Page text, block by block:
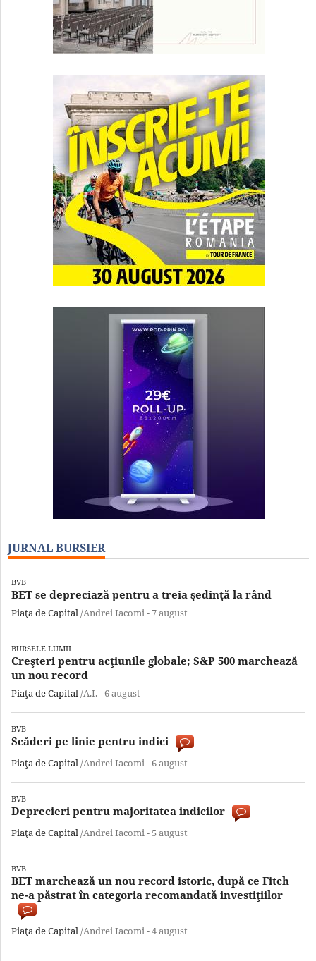
JURNAL BURSIER
BVB
BET se depreciază pentru a treia şedinţă la rând
Piaţa de Capital/Andrei Iacomi -7 august
BURSELE LUMII
Creşteri pentru acţiunile globale; S&P 500 marchează
un nou record
Piaţa de Capital/A.I. -6 august
BVB
Scăderi pe linie pentru indici
Piaţa de Capital/Andrei Iacomi -6 august
BVB
Deprecieri pentru majoritatea indicilor
Piaţa de Capital/Andrei Iacomi - 5 august
BVB
BET marchează un nou record istoric, după ce Fitch
ne-a păstrat în categoria recomandată investiţiilor
Piaţa de Capital/Andrei Iacomi -4 august